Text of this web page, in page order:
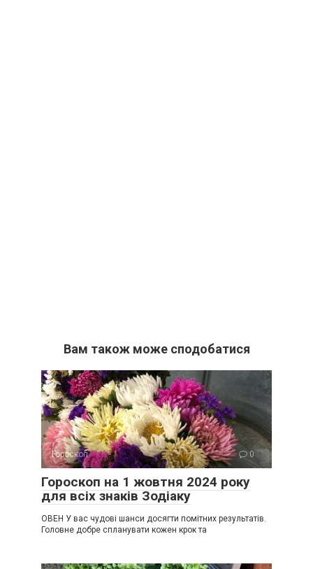
Вам також може сподобатися
Гороскоп 0
Гороскоп на 1 жовтня 2024 року
для всіх знаків Зодіаку
ОВЕН У вас чудові шанси досягти помітних результатів.
Головне добре спланувати кожен крок та